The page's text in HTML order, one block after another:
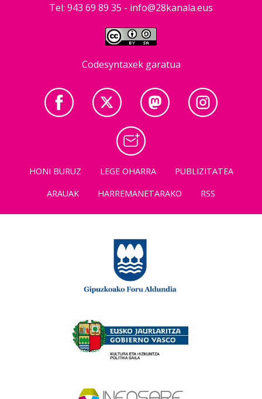
Tel: 943 69 89 35 - info@28kanala.eus
Codesyntaxek garatua
HONI BURUZ LEGE OHARRA
PUBLIZITATEA
ARAUAK
HARREMANETARAKO RSS